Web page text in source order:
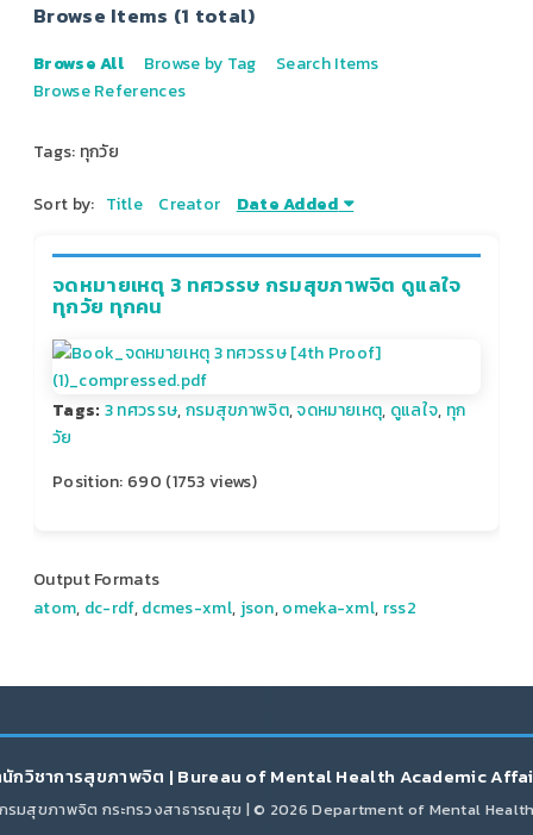
Browse Items (1 total)
Browse All Browse by Tag
Search Items
Browse References
Tags: ทุกวัย
Sort by: Title Creator Date Added
จดหมายเหตุ 3 ทศวรรษ กรมสุขภาพจิต ดูแลใจ
ทุกวัย ทุกคน
Tags: 3 ทศวรรษ,กรมสุขภาพจิต,จดหมายเหตุ, ดูแลใจ, ทุก
วัย
Position: 690 (1753views)
Output Formats
atom, dc-rdf,dcmes-xml, json,omeka-xml, rss2
กวิชาการสุขภาพจิต | Bureau of Mental Health Academic
รมสุขภาพจิต กระทรวงสาธารณสุข | © 2026 Department of Mental